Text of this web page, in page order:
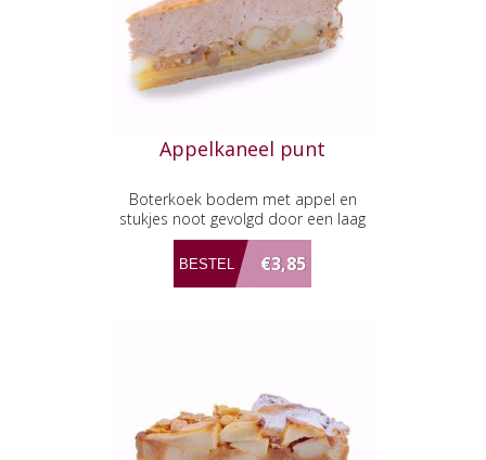
Appelkaneel punt
Boterkoek bodem met appel en
stukjes noot gevolgd door een laag
kaneelbavarois.
€3,85